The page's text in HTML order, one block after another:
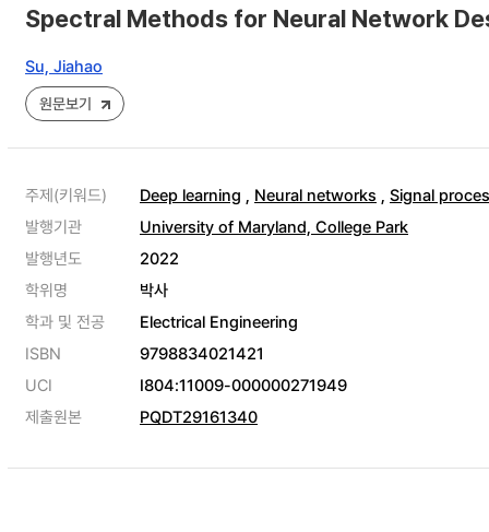
Spectral Methods for Neural Network
Su, Jiahao
원문보기
주제(키워드) Deep learning , Neural networks , Signal
발행기관
University of Maryland, College Park
발행년도
2022
학위명
박사
학과 및 전공
Electrical Engineering
ISBN
9798834021421
UCI
I804:11009-000000271949
제출원본
PQDT29161340